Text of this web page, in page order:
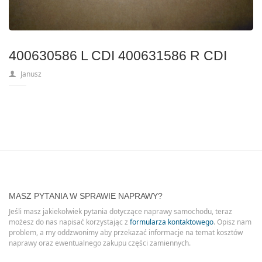
400630586 L CDI 400631586 R CDI
Janusz
MASZ PYTANIA W SPRAWIE NAPRAWY?
Jeśli masz jakiekolwiek pytania dotyczące naprawy samochodu, teraz
możesz do nas napisać korzystając z formularza kontaktowego. Opisz nam
problem, a my oddzwonimy aby przekazać informacje na temat kosztów
naprawy oraz ewentualnego zakupu części zamiennych.